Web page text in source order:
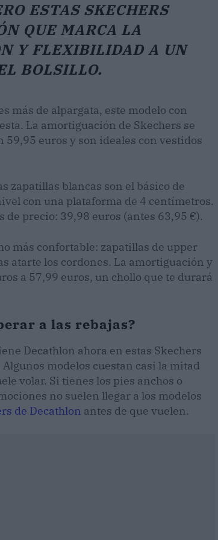
ESTAS SKECHERS
QUE MARCA LA
Y FLEXIBILIDAD A UN
BOLSILLO.
más de alpargata, este modelo con
La amortiguación de Skechers se
59,95 euros y son ideales con vestidos
zapatillas blancas son el básico de
con una plataforma de 4 centímetros.
precio: 39,98 euros (antes 63,95 €).
más confortable: zapatillas de upper
atarte los cordones. La amortiguación y
a 57,99 euros, un chollo que te durará
a las rebajas?
Decathlon ahora en estas Skechers
modelos cuestan casi la mitad
volar. Si tienes los pies anchos o
no suelen llegar a los modelos
de Decathlon antes de que vuelen.